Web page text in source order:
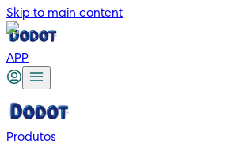
Skip to main content
APP
Produtos